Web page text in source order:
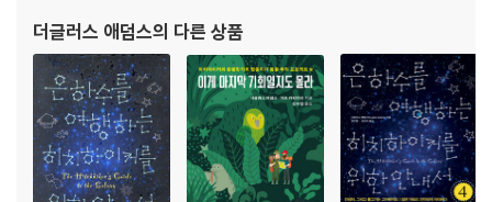
주적 상상력과 날카로운 풍자가 빛나는 이 시리즈
더글러스 애덤스의 다른 상품